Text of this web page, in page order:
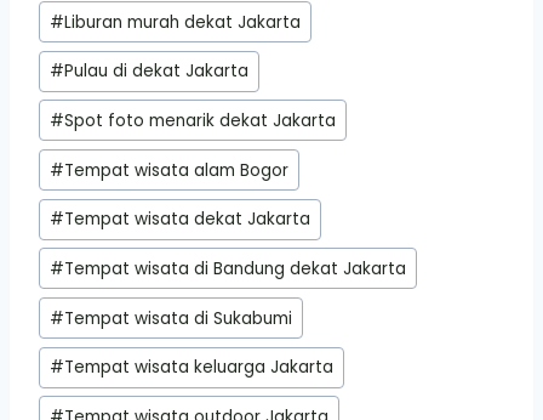
#Liburan murah dekat Jakarta
#Pulau di dekat Jakarta
#Spot foto menarik dekat Jakarta
#Tempat wisata alam Bogor
#Tempat wisata dekat Jakarta
#Tempat wisata di Bandung dekat Jakarta
#Tempat wisata di Sukabumi
#Tempat wisata keluarga Jakarta